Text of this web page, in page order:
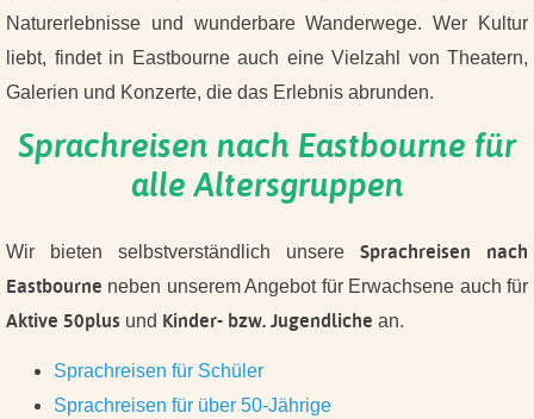
Naturerlebnisse und wunderbare Wanderwege. Wer Kultur
liebt, findet in Eastbourne auch eine Vielzahl von Theatern,
Galerien und Konzerte, die das Erlebnis abrunden.
Sprachreisen nach Eastbourne für
alle Altersgruppen
Wir bieten selbstverständlich unsere Sprachreisen nach
Eastbourne neben unserem Angebot für Erwachsene auch für
Aktive 50plus und Kinder- bzw. Jugendliche an.
Sprachreisen für Schüler
Sprachreisen für über 50-Jährige